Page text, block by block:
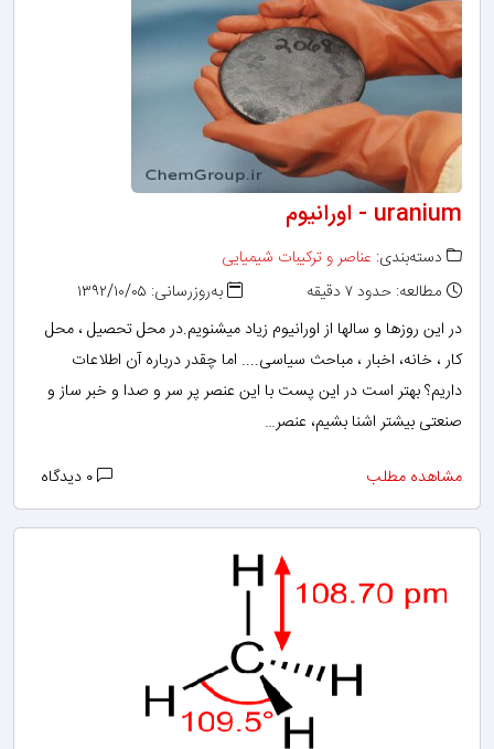
uranium - اورانیوم
دسته‌بندی: عناصر و ترکیبات شیمیایی
مطالعه: حدود ۷ دقیقه
به‌روزرسانی: ۱۳۹۲/۱۰/۰۵
در این روزها و سالها از اورانیوم زیاد میشنویم.در محل تحصیل ، محل
كار ، خانه، اخبار ، مباحث سیاسی.... اما چقدر درباره آن اطلاعات
داریم؟ بهتر است در این پست با این عنصر پر سر و صدا و خبر ساز و
صنعتی بیشتر اشنا بشیم، عنصر…
مشاهده مطلب